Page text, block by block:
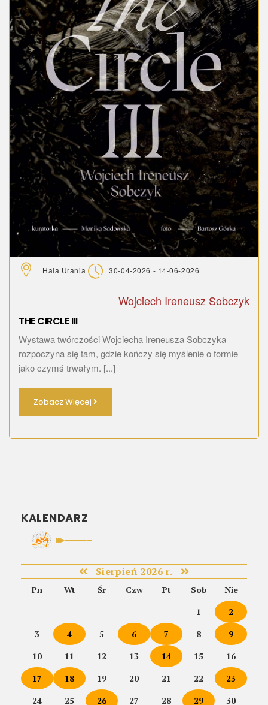
Hala Urania 30-04-2026 - 14-06-2026
Wojciech Ireneusz Sobczyk
THE CIRCLE III
Wystawa twórczości Wojciecha Ireneusza Sobczyka
rozpoczyna się tam, gdzie kończy się myślenie o formie
jako czymś trwałym. [...]
Zobacz Więcej
KALENDARZ
Sierpień 2026 r.
Pn Wt Śr Czw Pt Sob
Nie
1
2
3
4 5 6 7 8
9
10
11 12 13 14 15
16
17
18 19 20 21 22
23
24
25 26 27 28 29 30